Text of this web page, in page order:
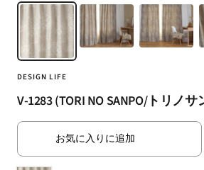
Products
Co.,
Ltd.）
｜
ー
DESIGN LIFE
V-1283 (TORI NO SANPO/トリノサ
お気に入りに追加